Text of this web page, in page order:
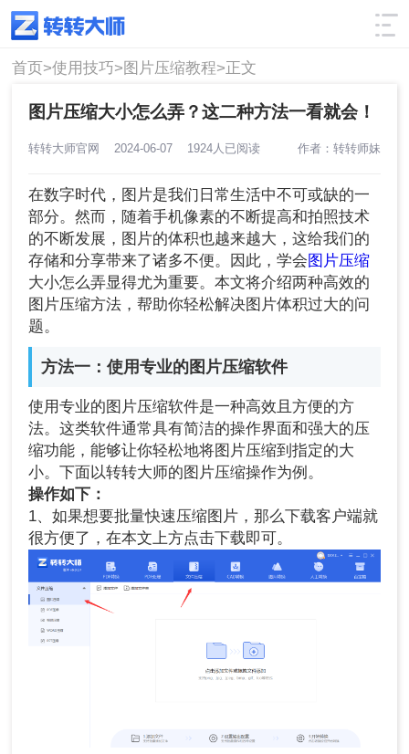
使用技巧 筛选
首页>使用技巧>图片压缩教程>正文
图片压缩大小怎么弄？这二种方法一看就会！
转转大师官网 2024-06-07 1924人已阅读 作者：转转师妹
在数字时代，图片是我们日常生活中不可或缺的一
部分。然而，随着手机像素的不断提高和拍照技术
的不断发展，图片的体积也越来越大，这给我们的
存储和分享带来了诸多不便。因此，学会 图片压缩
大小怎么弄显得尤为重要。本文将介绍两种高效的
图片压缩方法，帮助你轻松解决图片体积过大的问
题。
方法一：使用专业的图片压缩软件
使用专业的图片压缩软件是一种高效且方便的方
法。这类软件通常具有简洁的操作界面和强大的压
缩功能，能够让你轻松地将图片压缩到指定的大
小。下面以转转大师的图片压缩操作为例。
操作如下：
1、如果想要批量快速压缩图片，那么下载客户端就
很方便了，在本文上方点击下载即可。